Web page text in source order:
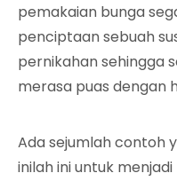
pemakaian bunga
penciptaan sebuah
pernikahan sehingga
merasa puas dengan
Ada sejumlah contoh
inilah ini untuk